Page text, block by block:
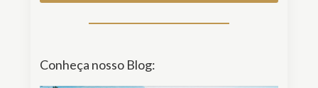
Conheça nosso Blog: